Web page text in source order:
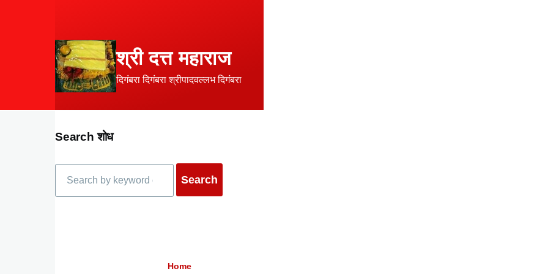
श्री दत्त महाराज
दिगंबरा दिगंबरा श्रीपादवल्लभ दिगंबरा
Search शोध
Breadcrumb
Home